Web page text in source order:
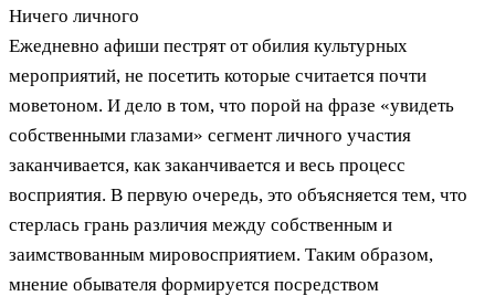
Ничего личного
Ежедневно афиши пестрят от обилия культурных
мероприятий, не посетить которые считается почти
моветоном. И дело в том, что порой на фразе «увидеть
собственными глазами» сегмент личного участия
заканчивается, как заканчивается и весь процесс
восприятия. В первую очередь, это объясняется тем, что
стерлась грань различия между собственным и
заимствованным мировосприятием. Таким образом,
мнение обывателя формируется посредством